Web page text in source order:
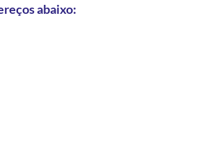
abaixo: